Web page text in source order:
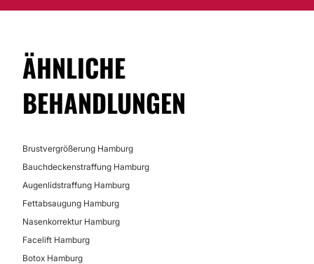
ÄHNLICHE
BEHANDLUNGEN
Brustvergrößerung Hamburg
Bauchdeckenstraffung Hamburg
Augenlidstraffung Hamburg
Fettabsaugung Hamburg
Nasenkorrektur Hamburg
Facelift Hamburg
Botox Hamburg